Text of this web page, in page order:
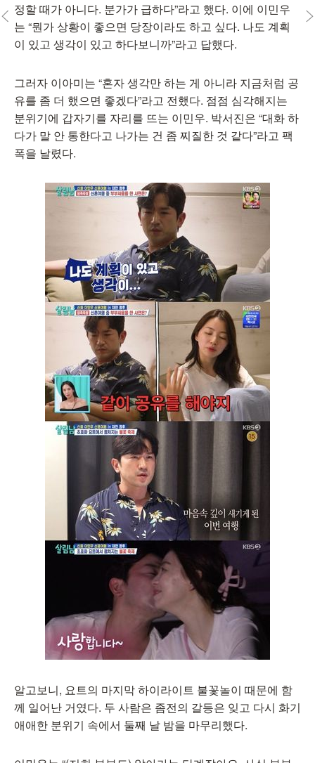
정할 때가 아니다. 분가가 급하다”라고 했다. 이에 이민우
는 “뭔가 상황이 좋으면 당장이라도 하고 싶다. 나도 계획
이 있고 생각이 있고 하다보니까”라고 답했다.
그러자 이아미는 “혼자 생각만 하는 게 아니라 지금처럼 공
유를 좀 더 했으면 좋겠다”라고 전했다. 점점 심각해지는
분위기에 갑자기를 자리를 뜨는 이민우. 박서진은 “대화 하
다가 말 안 통한다고 나가는 건 좀 찌질한 것 같다”라고 팩
폭을 날렸다.
알고보니, 요트의 마지막 하이라이트 불꽃놀이 때문에 함
께 일어난 거였다. 두 사람은 좀전의 갈등은 잊고 다시 화기
애애한 분위기 속에서 둘째 날 밤을 마무리했다.